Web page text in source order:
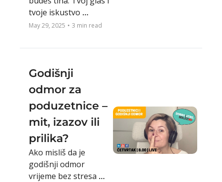
tvoje iskustvo
nekome mogu biti
treba.
May 29, 2025 • 3 min read
Godišnji
odmor za
poduzetnice –
mit, izazov ili
prilika?
Ako misliš da je
godišnji odmor
vrijeme bez stresa –